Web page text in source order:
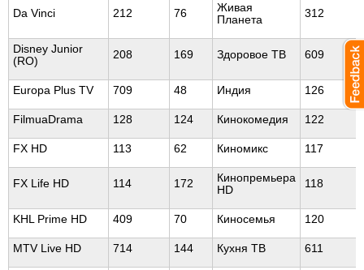
Da Vinci 212 76
Живая
Планета
312
Disney Junior
(RO)
208 169 Здоровое ТВ 609
Europa Plus TV 709 48 Индия 126
FilmuaDrama 128 124 Кинокомедия 122
FX HD 113 62 Киномикс 117
FX Life HD 114 172
Кинопремьера
HD
118
KHL Prime HD 409 70 Киносемья 120
MTV Live HD 714 144 Кухня ТВ 611